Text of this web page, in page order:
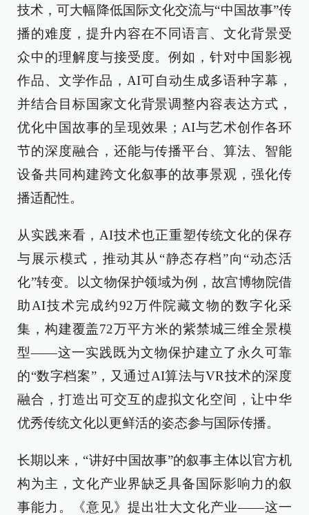
技术，可大幅降低国际文化交流与“中国故事”传
播的难度，提升内容在不同语言、文化背景受
众中的理解度与接受度。例如，针对中国影视
作品、文学作品，AI可自动生成多语种字幕，
并结合目标国家文化背景调整内容表达方式，
优化中国故事的呈现效果；AI与艺术创作各环
节的深度融合，还能与传播平台、算法、智能
设备共同构建跨文化叙事的故事景观，强化传
播适配性。
从实践来看，AI技术也正重塑传统文化的保存
与展示模式，推动其从“静态存档”向“动态活
化”转变。以文物保护领域为例，故宫博物院借
助AI技术完成约92万件院藏文物的数字化采
集，构建覆盖72万平方米的紫禁城三维全景模
型——这一实践既为文物保护建立了永久可靠
的“数字档案”，又通过AI算法与VR技术的深度
融合，打造出可交互的虚拟文化空间，让中华
优秀传统文化以更鲜活的姿态参与国际传播。
长期以来，“讲好中国故事”的叙事主体以官方机
构为主，文化产业界缺乏具备国际影响力的叙
事能力。《意见》提出壮大文化产业——这一